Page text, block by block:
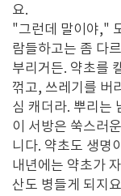
요.
"그런데 말이야,"
람들하고는 좀 다
부리거든. 약초를
꺾고, 쓰레기를 버
심 캐더라. 뿌리는
이 서방은 쑥스러
니다. 약초도 생명
내년에는 약초가
산도 병들게 되지